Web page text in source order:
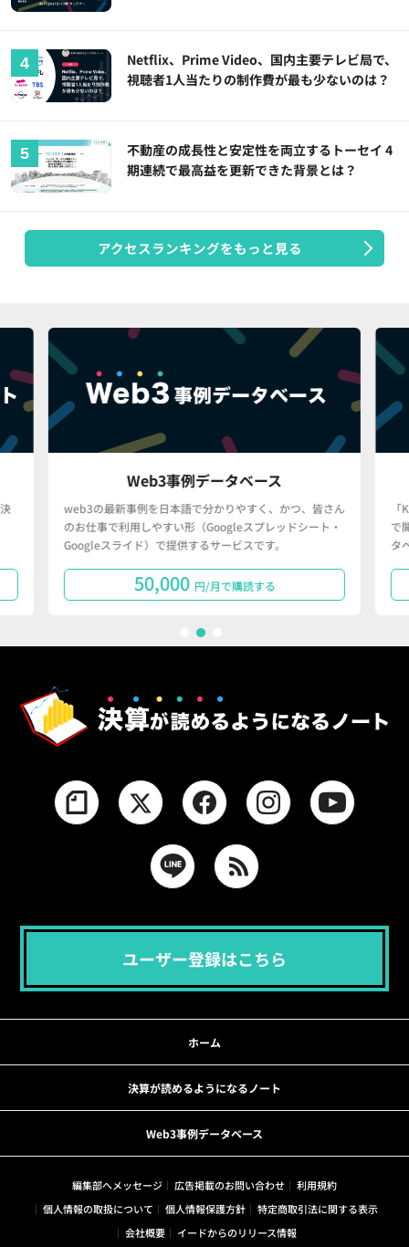
Netflix、Prime Video、国内主要テレビ局で、
視聴者1人当たりの制作費が最も少ないのは？
不動産の成長性と安定性を両立するトーセイ 4
期連続で最高益を更新できた背景とは？
アクセスランキングをもっと見る
Web3事例データベース
web3の最新事例を日本語で分かりやすく、かつ、皆さん
のお仕事で利用しやすい形（Googleスプレッドシート・
Googleスライド）で提供するサービスです。
50,000 円/月で購読する
で
タ
ユーザー登録はこちら
ホーム
決算が読めるようになるノート
Web3事例データベース
編集部へメッセージ 広告掲載のお問い合わせ
利用規約
個人情報の取扱について
個人情報保護方針
特定商取引法に関する表示
会社概要
イードからのリリース情報